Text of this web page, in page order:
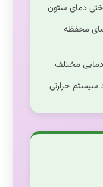
دمای ستون
محفظه
مختلف
سیستم حرارتی